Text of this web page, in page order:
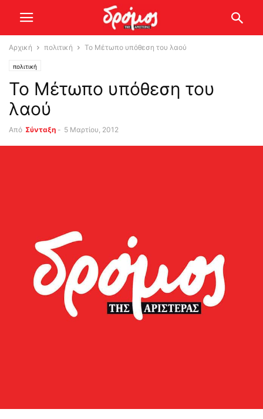
Αρχική πολιτική To Μέτωπο υπόθεση του λαού
πολιτική
To Μέτωπο υπόθεση του
λαού
Από Σύνταξη - 5 Μαρτίου, 2012